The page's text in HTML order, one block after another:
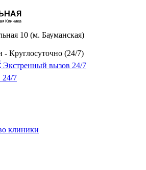
10 (м. Бауманская)
Круглосуточно (24/7)
Экстренный вызов 24/7
24/7
клиники